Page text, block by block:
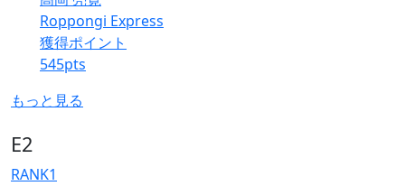
Roppongi Express
獲得ポイント
545pts
もっと見る
E2
RANK1